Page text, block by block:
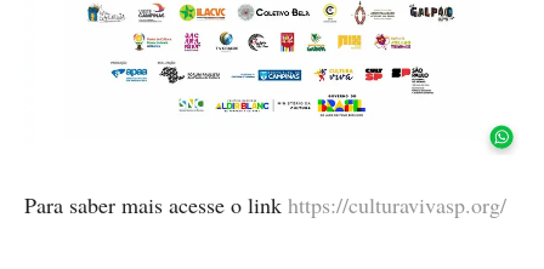
Para saber mais acesse o link https://culturavivasp.org/